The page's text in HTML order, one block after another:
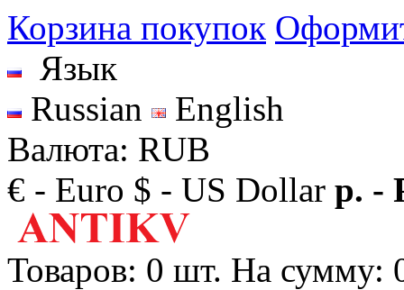
Корзина покупок
Язык
Russian
English
Валюта: RUB
€ - Euro $ - US Dollar р. -
Товаров: 0 шт. На сумму: